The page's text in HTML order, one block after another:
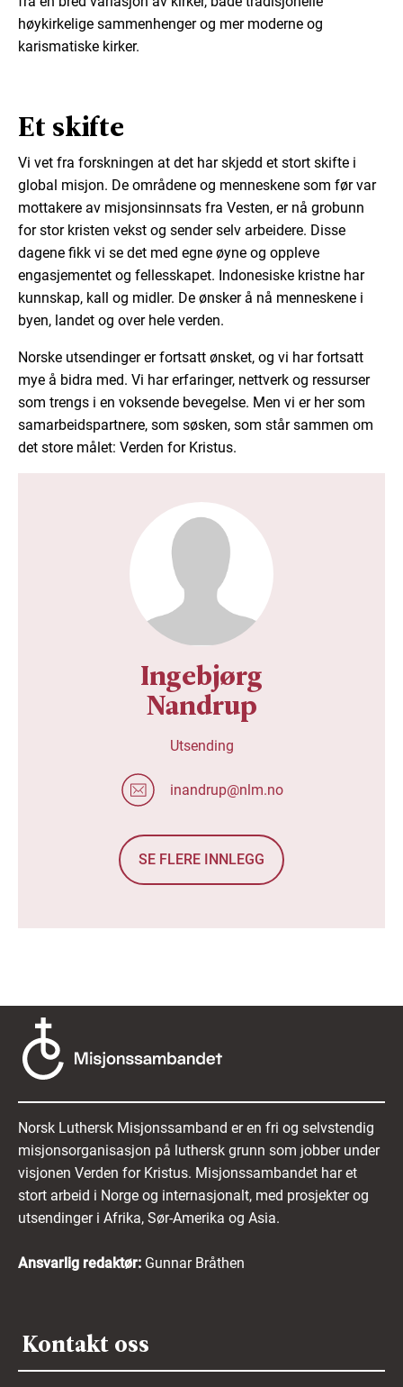
høykirkelige sammenhenger og mer moderne og
karismatiske kirker.
Et skifte
Vi vet fra forskningen at det har skjedd et stort skifte i
global misjon. De områdene og menneskene som før var
mottakere av misjonsinnsats fra Vesten, er nå grobunn
for stor kristen vekst og sender selv arbeidere. Disse
dagene fikk vi se det med egne øyne og oppleve
engasjementet og fellesskapet. Indonesiske kristne har
kunnskap, kall og midler. De ønsker å nå menneskene i
byen, landet og over hele verden.
Norske utsendinger er fortsatt ønsket, og vi har fortsatt
mye å bidra med. Vi har erfaringer, nettverk og ressurser
som trengs i en voksende bevegelse. Men vi er her som
samarbeidspartnere, som søsken, som står sammen om
det store målet: Verden for Kristus.
Ingebjørg
Nandrup
Utsending
inandrup@nlm.no
SE FLERE INNLEGG
Norsk Luthersk Misjonssamband er en fri og selvstendig
misjonsorganisasjon på luthersk grunn som jobber under
visjonen Verden for Kristus. Misjonssambandet har et
stort arbeid i Norge og internasjonalt, med prosjekter og
utsendinger i Afrika, Sør-Amerika og Asia.
Ansvarlig redaktør: Gunnar Bråthen
Kontakt oss